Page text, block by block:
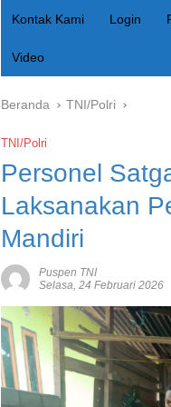
Kontak Kami Login
Video
Beranda TNI/Polri
TNI/Polri
Personel
Laksanakan
Mandiri
Puspen TNI
Selasa, 24 Februari 2026